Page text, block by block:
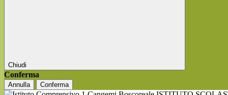
Chiudi
Conferma
Annulla Conferma